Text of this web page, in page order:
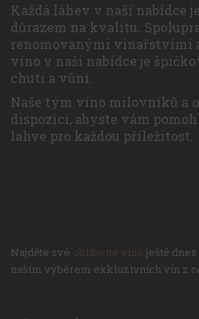
Každá láhev v naší nabídce
důrazem na kvalitu.
renomovanými vinařstvími
víno v naší nabídce je
chutí a vůní.
Naše tým víno milovníků a
dispozici, abyste vám
lahve pro každou příležitost.
Najděte své oblíbené víno ještě
naším výběrem exkluzivních vín z